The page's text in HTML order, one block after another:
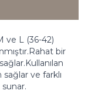
ve L (36-42)
bir
ve farklı